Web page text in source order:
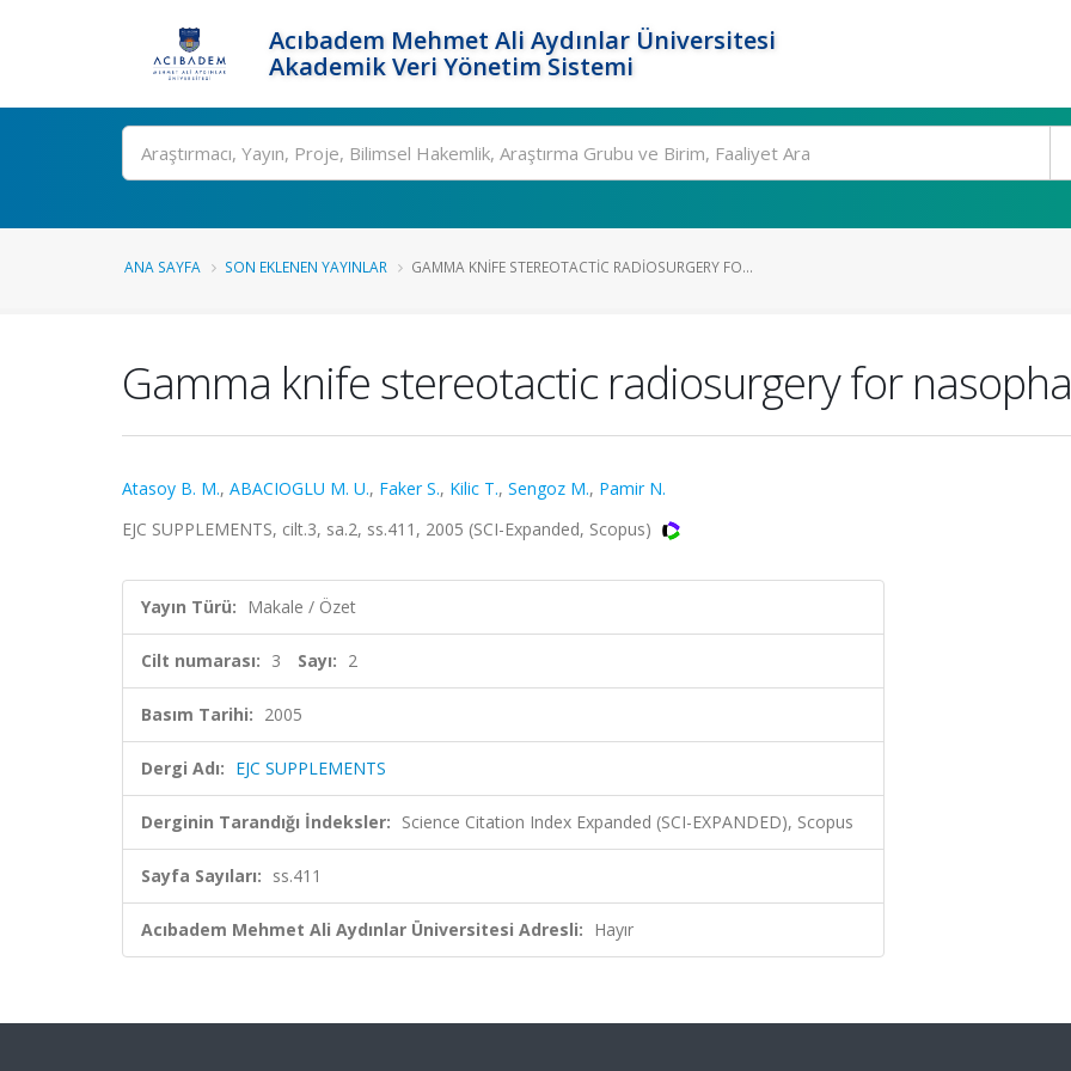
Acıbadem Mehmet Ali Aydınlar Üniversitesi
Akademik Veri Yönetim Sistemi
Ara
ANA SAYFA SON EKLENEN YAYINLAR GAMMA KNIFE STEREOTACTIC RADIOSURGERY FO...
Gamma knife stereotactic radiosurgery for
Atasoy B. M., ABACIOGLU M. U., Faker S., Kilic T., Sengoz M., Pamir N.
EJC SUPPLEMENTS, cilt.3, sa.2, ss.411, 2005 (SCI-Expanded, Scopus)
Yayın Türü: Makale / Özet
Cilt numarası: 3 Sayı: 2
Basım Tarihi: 2005
Dergi Adı: EJC SUPPLEMENTS
Derginin Tarandığı İndeksler: Science Citation Index Expanded (SCI-EXPANDED), Scopus
Sayfa Sayıları: ss.411
Acıbadem Mehmet Ali Aydınlar Üniversitesi Adresli: Hayır